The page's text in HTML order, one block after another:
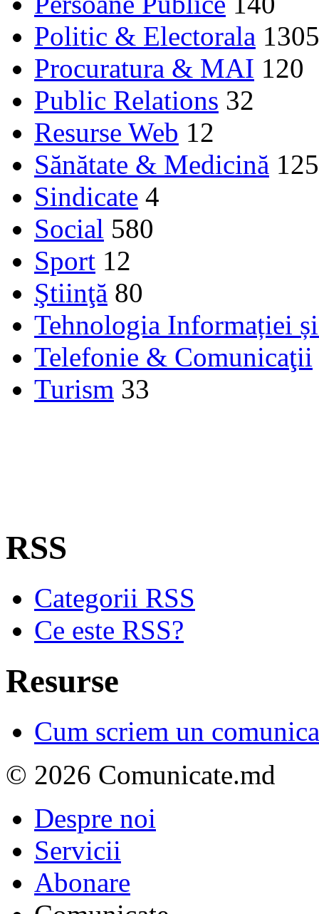
Politic & Electorala 1305
Procuratura & MAI 120
Public Relations 32
Resurse Web 12
Sănătate & Medicină 125
Sindicate 4
Social 580
Sport 12
Ştiinţă 80
Tehnologia Informației
Telefonie & Comunicaţii
Turism 33
RSS
Categorii RSS
Ce este RSS?
Resurse
Cum scriem un
© 2026 Comunicate.md
Despre noi
Servicii
Abonare